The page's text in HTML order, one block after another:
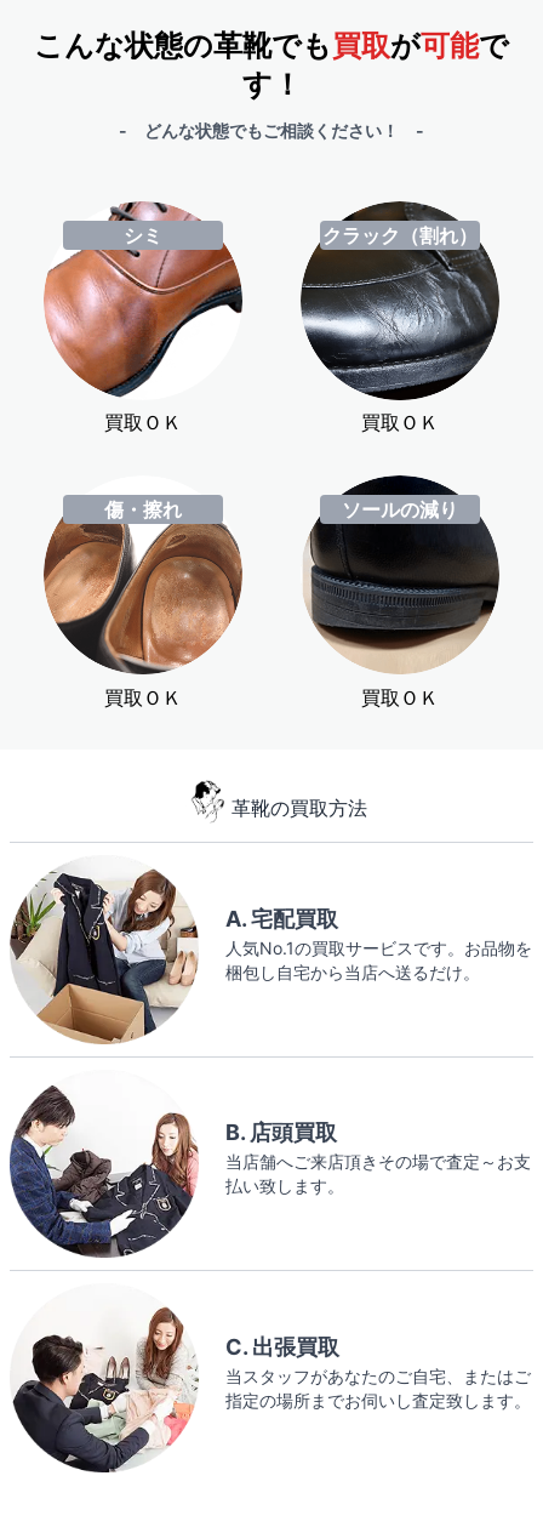
こんな状態の革靴でも買取が可能で
す！
- どんな状態でもご相談ください！ -
シミ
買取ＯＫ
クラック（割れ）
買取ＯＫ
傷・擦れ
買取ＯＫ
ソールの減り
買取ＯＫ
革靴の買取方法
A. 宅配買取
人気No.1の買取サービスです。お品物を
梱包し自宅から当店へ送るだけ。
B. 店頭買取
当店舗へご来店頂きその場で査定～お支
払い致します。
C. 出張買取
当スタッフがあなたのご自宅、またはご
指定の場所までお伺いし査定致します。